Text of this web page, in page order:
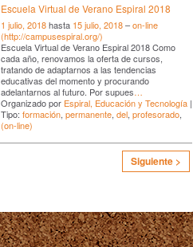
Escuela Virtual de Verano Espiral 2018
1 julio, 2018hasta 15 julio, 2018–on-line
(http://campusespiral.org/)
Escuela Virtual de Verano Espiral 2018 Como
cada año, renovamos la oferta de cursos,
tratando de adaptarnos a las tendencias
educativas del momento y procurando
adelantarnos al futuro. Por supues …
Organizado por Espiral, Educación y Tecnología |
Tipo: formación, permanente, del, profesorado,
(on-line)
Siguiente >